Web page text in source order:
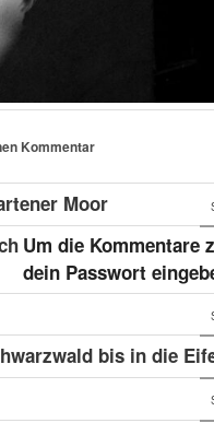
Kommentar
Moor
Um die Kommentare
dein Passwort
bis in die